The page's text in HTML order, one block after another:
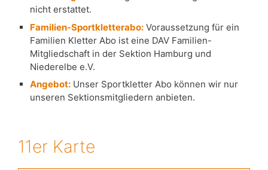
nicht erstattet.
Familien-Sportkletterabo: Voraussetzung für ein
Familien Kletter Abo ist eine DAV Familien-
Mitgliedschaft in der Sektion Hamburg und
Niederelbe e.V.
Angebot: Unser Sportkletter Abo können wir nur
unseren Sektionsmitgliedern anbieten.
11er Karte